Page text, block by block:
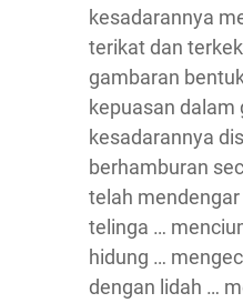
kesadarannya
terikat dan
gambaran
kepuasan
kesadarannya
berhamburan
telah
telinga …
hidung …
dengan lidah …